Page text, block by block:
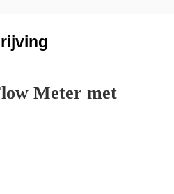
Meter met